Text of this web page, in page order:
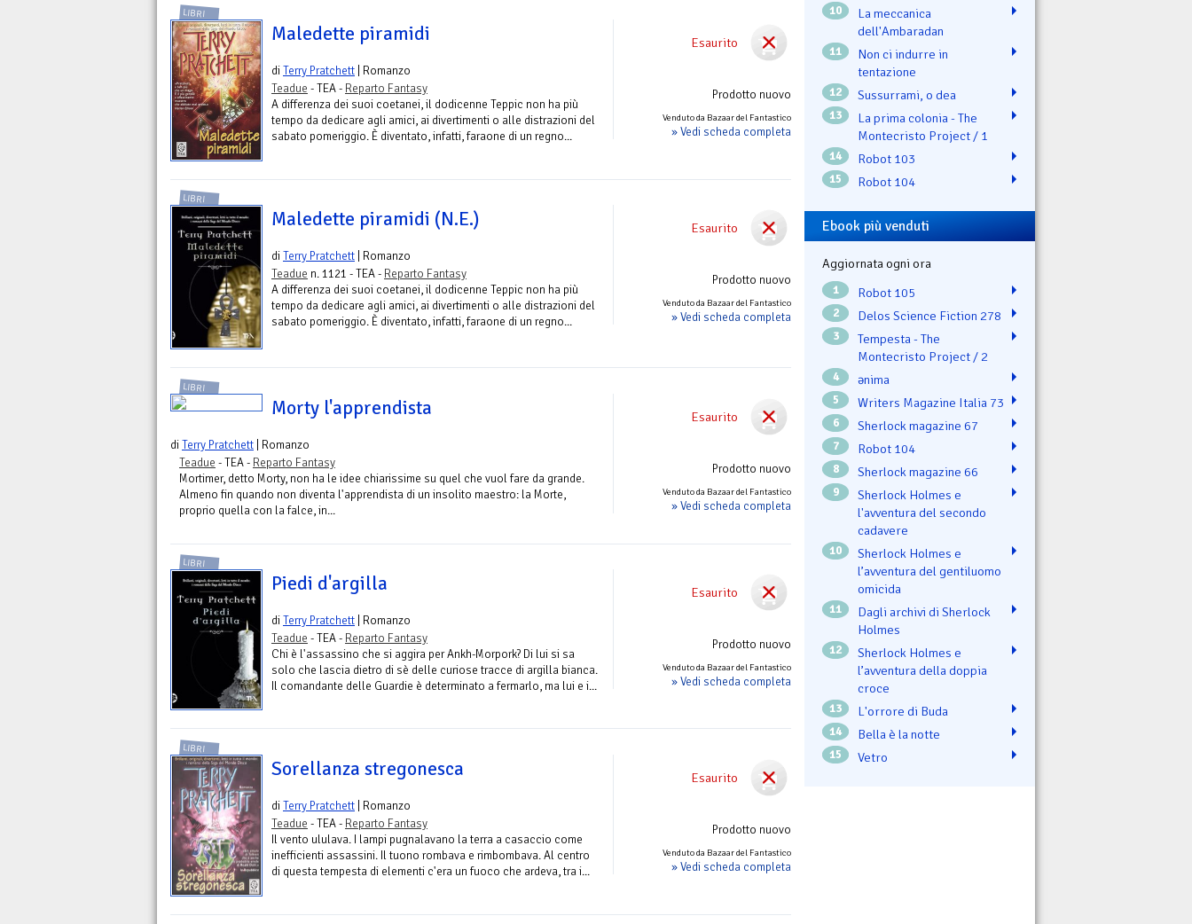
Esaurito
Prodotto nuovo
Venduto da Bazaar del Fantastico
» Vedi scheda completa
LIBRI
Maledette piramidi
diTerry Pratchett | Romanzo
Teadue - TEA - Reparto Fantasy
A differenza dei suoi coetanei, il dodicenne Teppic non ha più
tempo da dedicare agli amici, ai divertimenti o alle distrazioni del
sabato pomeriggio. È diventato, infatti, faraone di un regno...
Esaurito
Prodotto nuovo
Venduto da Bazaar del Fantastico
» Vedi scheda completa
LIBRI
Maledette piramidi (N.E.)
diTerry Pratchett | Romanzo
Teadue n. 1121 - TEA - Reparto Fantasy
A differenza dei suoi coetanei, il dodicenne Teppic non ha più
tempo da dedicare agli amici, ai divertimenti o alle distrazioni del
sabato pomeriggio. È diventato, infatti, faraone di un regno...
Esaurito
Prodotto nuovo
Venduto da Bazaar del Fantastico
» Vedi scheda completa
LIBRI
Morty l'apprendista
diTerry Pratchett | Romanzo
Teadue - TEA - Reparto Fantasy
Mortimer, detto Morty, non ha le idee chiarissime su quel che vuol fare da grande.
Almeno fin quando non diventa l'apprendista di un insolito maestro: la Morte,
proprio quella con la falce, in...
Esaurito
Prodotto nuovo
Venduto da Bazaar del Fantastico
» Vedi scheda completa
LIBRI
Piedi d'argilla
diTerry Pratchett | Romanzo
Teadue - TEA - Reparto Fantasy
Chi è l'assassino che si aggira per Ankh-Morpork? Di lui si sa
solo che lascia dietro di sè delle curiose tracce di argilla bianca.
Il comandante delle Guardie è determinato a fermarlo, ma lui e i...
Esaurito
Prodotto nuovo
Venduto da Bazaar del Fantastico
» Vedi scheda completa
LIBRI
Sorellanza stregonesca
diTerry Pratchett | Romanzo
Teadue - TEA - Reparto Fantasy
Il vento ululava. I lampi pugnalavano la terra a casaccio come
inefficienti assassini. Il tuono rombava e rimbombava. Al centro
di questa tempesta di elementi c'era un fuoco che ardeva, tra i...
10
La meccanica
dell'Ambaradan
11
Non ci indurre in
tentazione
12 Sussurrami, o dea
13
La prima colonia - The
Montecristo Project / 1
14 Robot 103
15 Robot 104
Ebook più venduti
Aggiornata ogni ora
1 Robot 105
2 Delos Science Fiction 278
3
Tempesta - The
Montecristo Project / 2
4 ənima
5 Writers Magazine Italia 73
6 Sherlock magazine 67
7 Robot 104
8 Sherlock magazine 66
9
Sherlock Holmes e
l'avventura del secondo
cadavere
10
Sherlock Holmes e
l’avventura del gentiluomo
omicida
11
Dagli archivi di Sherlock
Holmes
12
Sherlock Holmes e
l’avventura della doppia
croce
13 L'orrore di Buda
14 Bella è la notte
15 Vetro